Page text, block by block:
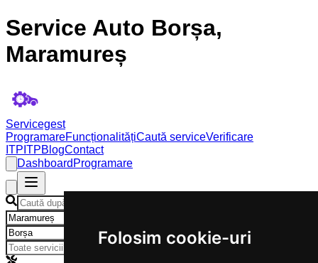
Folosim cookie-uri
Service Auto Borșa,
Maramureș
Servicegest
ProgramareFuncționalitățiCaută serviceVerificare
ITP ITPBlogContact
Dashboard Programare
×